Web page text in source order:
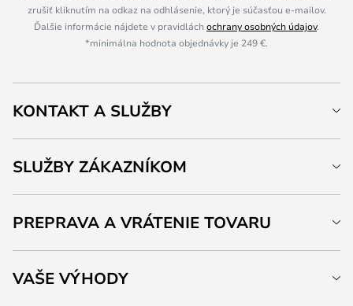
zrušiť kliknutím na odkaz na odhlásenie, ktorý je súčasťou e-mailov.
Ďalšie informácie nájdete v pravidláchochrany osobných údajov.
*minimálna hodnota objednávky je 249 €.
KONTAKT A SLUŽBY
SLUŽBY ZÁKAZNÍKOM
PREPRAVA A VRÁTENIE TOVARU
VAŠE VÝHODY